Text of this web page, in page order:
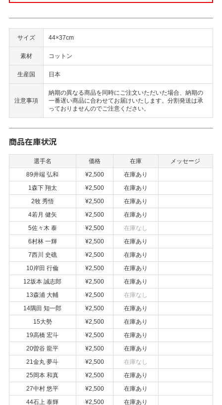
サイズ 44×37cm
素材 コットン
生産国 日本
注意事項
納期の異なる商品を同時にご注文いただいた場合、納期の
一番遅い商品に合わせてお届けいたします。分割発送は承
っておりませんのでご注意ください。
商品在庫状況
選手名 価格 在庫
メッセージ
89井端 弘和
¥2,500
在庫あり
1森下 翔太
¥2,500
在庫あり
2牧 秀悟
¥2,500
在庫あり
4若月 健矢
¥2,500
在庫あり
5佐々木 泰
¥2,500
在庫なし
6村林 一輝
¥2,500
在庫あり
7西川 史礁
¥2,500
在庫あり
10岸田 行倫
¥2,500
在庫あり
12坂本 誠志郎
¥2,500
在庫あり
13森浦 大輔
¥2,500
在庫なし
14隅田 知一郎
¥2,500
在庫あり
15大勢
¥2,500
在庫あり
19高橋 宏斗
¥2,500
在庫あり
20曽谷 龍平
¥2,500
在庫あり
21金丸 夢斗
¥2,500
在庫なし
25岡本 和真
¥2,500
在庫あり
27中村 悠平
¥2,500
在庫あり
44石上 泰輝
¥2,500
在庫あり